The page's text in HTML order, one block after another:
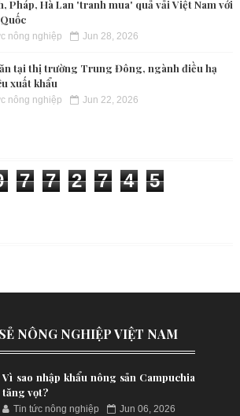
Pháp, Hà Lan 'tranh mua' quả vải Việt Nam với
nông nghiệp Jun 28, 2026
tại thị trường Trung Đông, ngành điều hạ
xuất khẩu
nông nghiệp Jun 22, 2026
7 7 2 7 4 5
NÔNG NGHIỆP VIỆT NAM
Vì sao nhập khẩu nông sản Campuchia
tăng vọt?
Tin tức nông nghiệp Jun 06, 2026